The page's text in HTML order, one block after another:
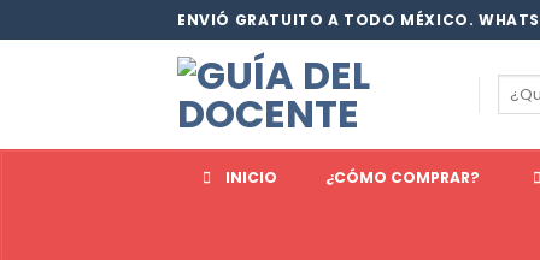
al
ENVIÓ GRATUITO A TODO MÉXICO.
por:
INICIO ¿CÓMO COMPRAR?